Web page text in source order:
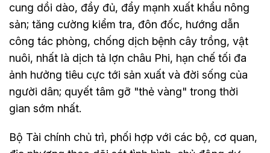
cung dồi dào, đầy đủ, đẩy mạnh xuất khẩu nông
sản; tăng cường kiểm tra, đôn đốc, hướng dẫn
công tác phòng, chống dịch bệnh cây trồng, vật
nuôi, nhất là dịch tả lợn châu Phi, hạn chế tối đa
ảnh hưởng tiêu cực tới sản xuất và đời sống của
người dân; quyết tâm gỡ "thẻ vàng" trong thời
gian sớm nhất.
Bộ Tài chính chủ trì, phối hợp với các bộ, cơ quan,